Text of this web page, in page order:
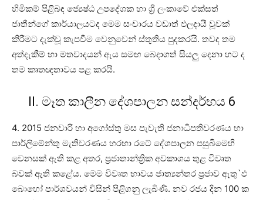
හිමිකම් පිළිබඳ ජ්‍යෙෂ්ඨ උපදේශක හා ශ්‍රී ලංකාවේ එක්සත්
ජාතීන්ගේ කාර්යාලයටද මෙම සංචාරය වඩාත් ඵලදායී වූවක්
කිරීමට දැක්වූ කැපවීම වෙනුවෙන් ස්තුතිය පුදකරයි. තවද තම
අත්දැකීම් හා මතවාදයන් ඇය සමඟ බෙදාගත් සියලු දෙනා හට ද
තම කෘතඥතාවය පළ කරයි.
II. මෑත කාලීන දේශපාලන සන්දර්භය 6
4. 2015 ජනවාරි හා අගෝස්තු මස පැවැති ජනාධිපතිවරණය හා
පාර්ලිමේන්තු මැතිවරණය හරහා රටේ දේශපාලන පසුබිමෙහි
වෙනසක් ඇති කළ අතර, ප්‍රජාතාන්ත්‍රික අවකාශය තුළ විවෘත
බවක් ඇති කළේය. මෙම විවෘත භාවය ජාත්‍යන්තර ප්‍රජාව ඇතු`ඵ
බොහෝ පාර්ශවයන් විසින් පිළිගනු ලැබිණි. නව රජය දින 100 ක